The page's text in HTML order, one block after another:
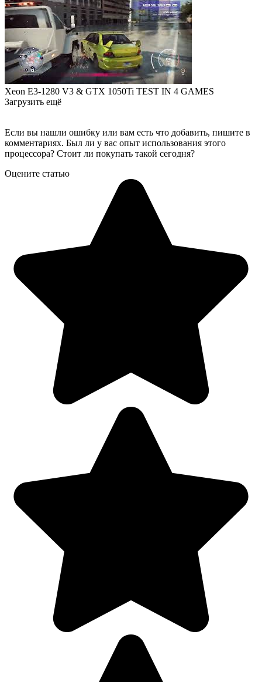
Xeon E3-1280 V3 & GTX 1050Ti TEST IN 4 GAMES
Загрузить ещё
Если вы нашли ошибку или вам есть что добавить, пишите в
комментариях. Был ли у вас опыт использования этого
процессора? Стоит ли покупать такой сегодня?
Оцените статью